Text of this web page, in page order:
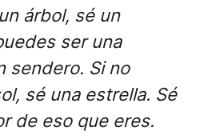
árbol, sé un
ser una
sendero. Si no
sé una estrella. Sé
de eso que eres.